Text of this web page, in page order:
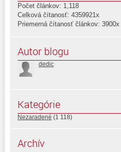
Počet článkov: 1,118
Celková čítanosť: 4359921x
Priemerná čítanosť článkov: 3900x
Autor blogu
dedic
Kategórie
Nezaradené (1 118)
Archív